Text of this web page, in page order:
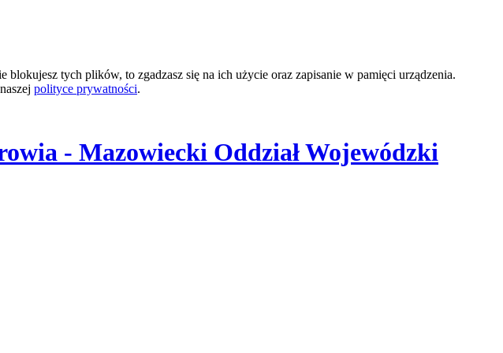
tych plików, to zgadzasz się na ich użycie oraz zapisanie w pamięci urządzenia.
polityce prywatności.
- Mazowiecki Oddział Wojewódzki